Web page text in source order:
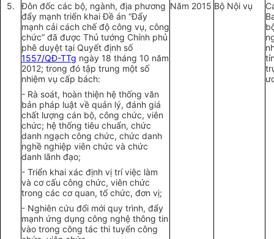
5.
Đôn đốc các bộ, ngành, địa phương
đẩy mạnh triển khai Đề án “Đẩy
mạnh cải cách chế độ công vụ, công
chức” đã được Thủ tướng Chính phủ
phê duyệt tại Quyết định số
1557/QĐ-TTg ngày 18 tháng 10 năm
2012; trong đó tập trung một số
nhiệm vụ cấp bách:
- Rà soát, hoàn thiện hệ thống văn
bản pháp luật về quản lý, đánh giá
chất lượng cán bộ, công chức, viên
chức; hệ thống tiêu chuẩn, chức
danh ngạch công chức, chức danh
nghề nghiệp viên chức và chức
danh lãnh đạo;
- Triển khai xác định vị trí việc làm
và cơ cấu công chức, viên chức
trong các cơ quan, tổ chức, đơn vị;
- Nghiên cứu đổi mới quy trình, đẩy
mạnh ứng dụng công nghệ thông tin
vào trong công tác thi tuyển công
Năm 2015 Bộ Nội vụ